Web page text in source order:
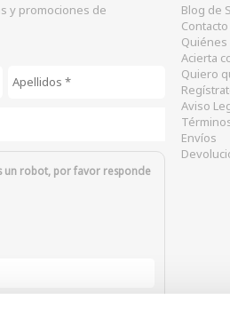
y promociones de
un robot, por favor responde
Blog de
Contacto
Acierta
Quiero
Aviso
Envíos